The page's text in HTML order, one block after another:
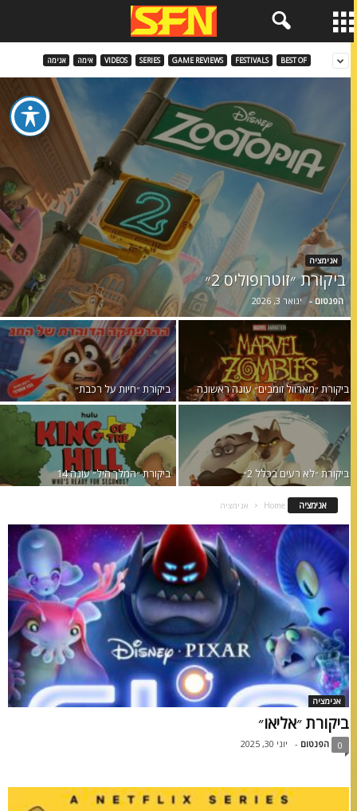
BEST OF
FESTIVALS
GAME REVIEWS
SERIES
VIDEOS אימה אנימה
אנימציה
ביקורת ״זוטרופוליס 2״
הפנטום - ינואר 3, 2026
ביקורת ״חיות על רכבת״ ביקורת ״מארוול זומבים״ עונה ראשונה
ביקורת ״המלך היל״ עונה 14 ביקורת ״לא רעים בכלל 2״
אנימציה Home אנימציה
אנימציה
ביקורת ״אליאו״
הפנטום יוני 30, 2025 0